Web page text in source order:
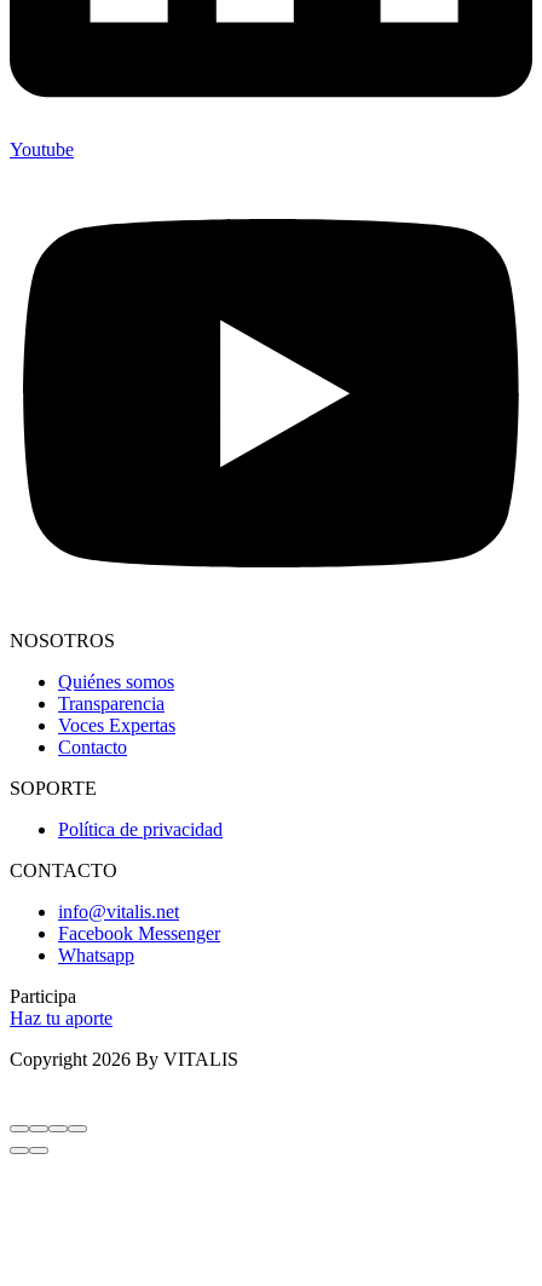
Youtube
NOSOTROS
Quiénes somos
Transparencia
Voces Expertas
Contacto
SOPORTE
Política de privacidad
CONTACTO
info@vitalis.net
Facebook Messenger
Whatsapp
Participa
Haz tu aporte
Copyright 2026 By VITALIS